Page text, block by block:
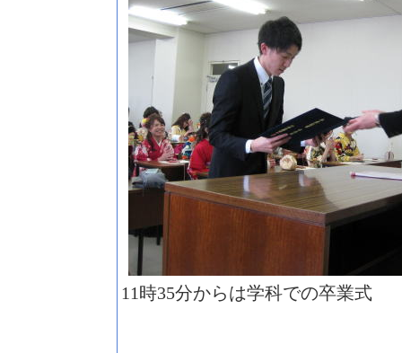
11時35分からは学科での卒業式